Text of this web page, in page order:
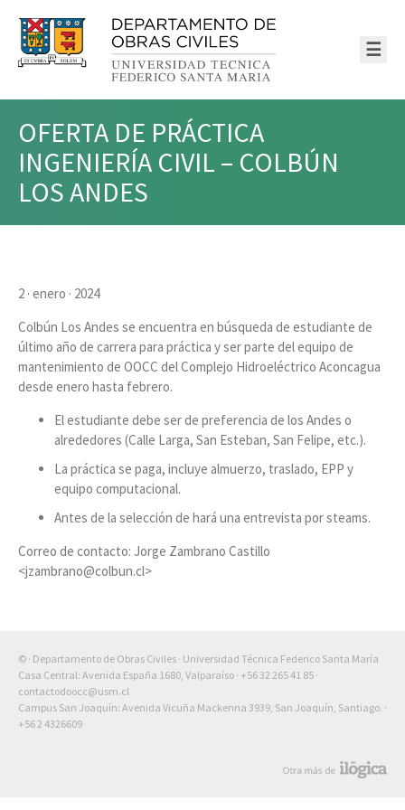
☰
OFERTA DE PRÁCTICA
INGENIERÍA CIVIL – COLBÚN
LOS ANDES
2 · enero · 2024
Colbún Los Andes se encuentra en búsqueda de estudiante de
último año de carrera para práctica y ser parte del equipo de
mantenimiento de OOCC del Complejo Hidroeléctrico Aconcagua
desde enero hasta febrero.
El estudiante debe ser de preferencia de los Andes o
alrededores (Calle Larga, San Esteban, San Felipe, etc.).
La práctica se paga, incluye almuerzo, traslado, EPP y
equipo computacional.
Antes de la selección de hará una entrevista por steams.
Correo de contacto: Jorge Zambrano Castillo
<jzambrano@colbun.cl>
© · Departamento de Obras Civiles · Universidad Técnica Federico Santa María
Casa Central: Avenida España 1680, Valparaíso · +56 32 265 41 85 ·
contactodoocc@usm.cl
Campus San Joaquín: Avenida Vicuña Mackenna 3939, San Joaquín, Santiago. ·
+56 2 4326609